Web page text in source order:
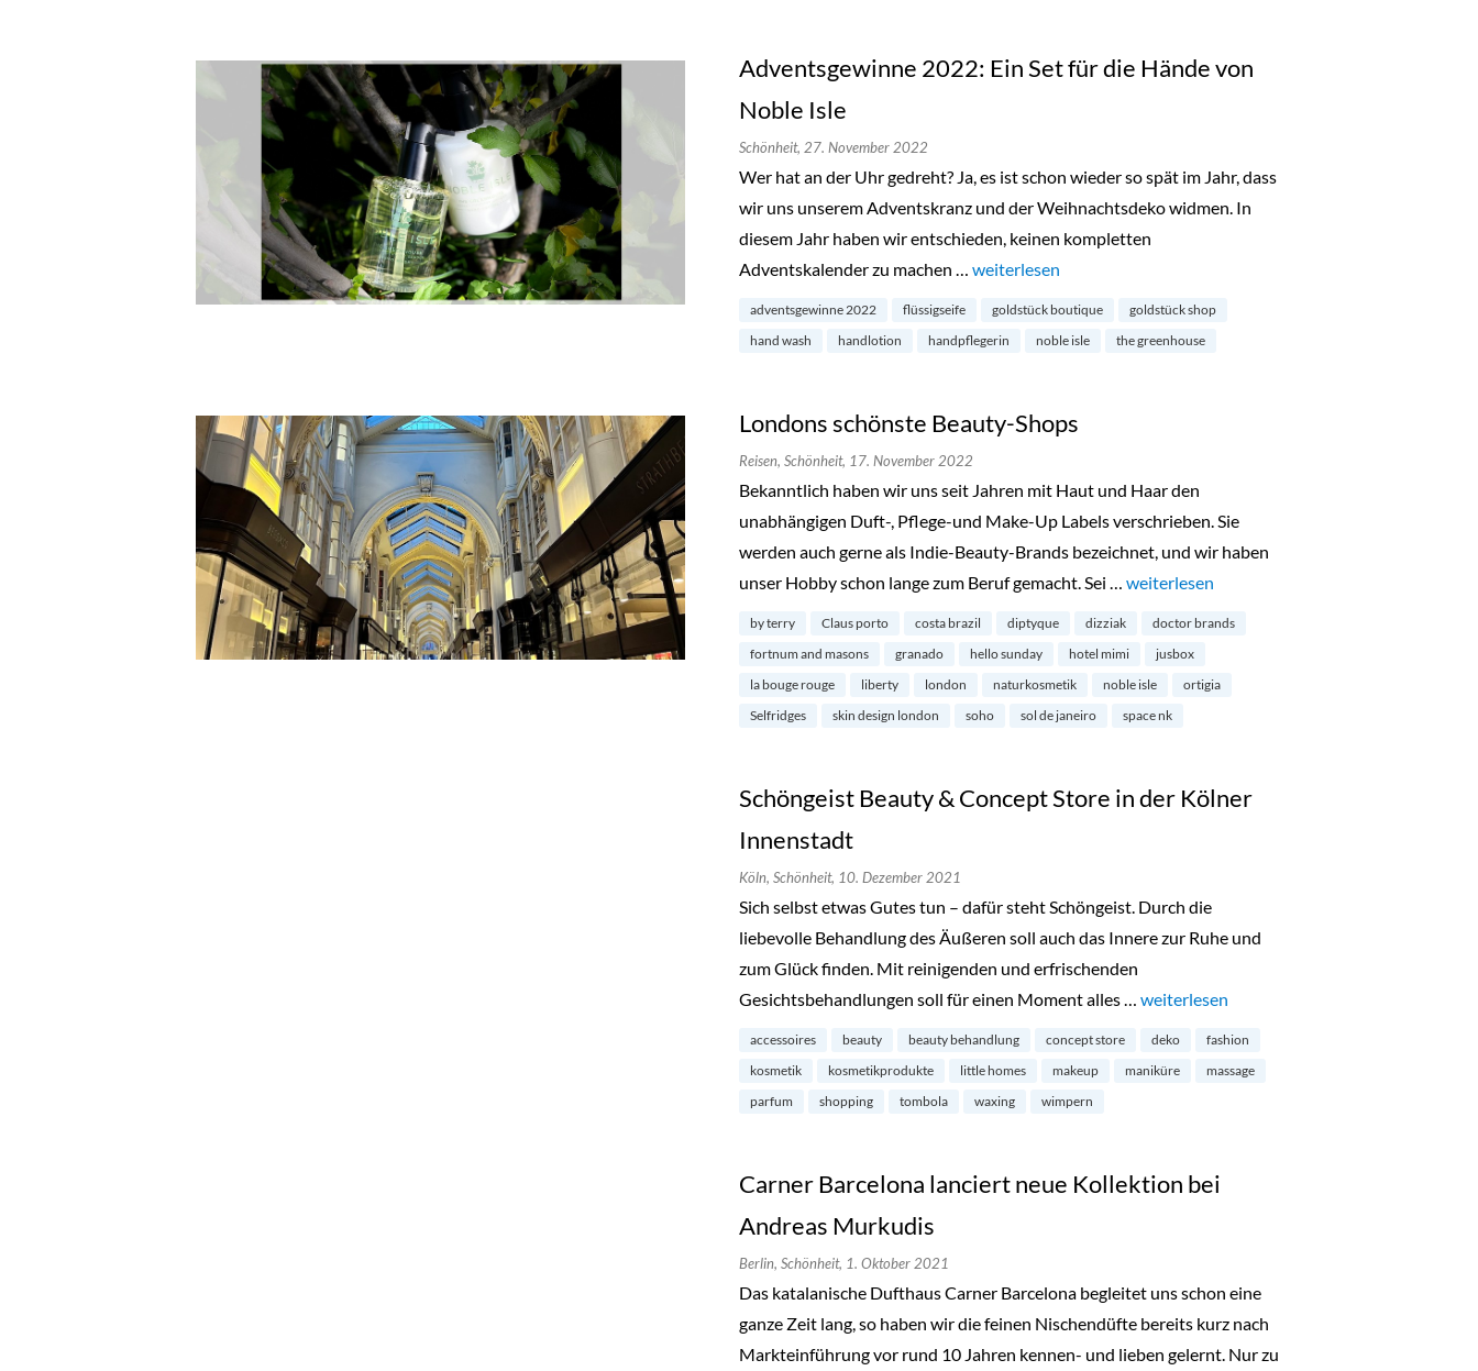
Adventsgewinne 2022: Ein Set für die Hände von
Noble Isle
Schönheit, 27. November 2022
Wer hat an der Uhr gedreht? Ja, es ist schon wieder so spät im Jahr, dass
wir uns unserem Adventskranz und der Weihnachtsdeko widmen. In
diesem Jahr haben wir entschieden, keinen kompletten
Adventskalender zu machen … „Adventsgewinne 2022: Ein Set für die Hände von Noble Isle“
weiterlesen
adventsgewinne 2022 flüssigseife goldstück boutique
goldstück shop
hand wash
handlotion handpflegerin noble isle the greenhouse
Londons schönste Beauty-Shops
Reisen, Schönheit, 17. November 2022
Bekanntlich haben wir uns seit Jahren mit Haut und Haar den
unabhängigen Duft-, Pflege-und Make-Up Labels verschrieben. Sie
werden auch gerne als Indie-Beauty-Brands bezeichnet, und wir haben
unser Hobby schon lange zum Beruf gemacht. Sei … „Londons schönste Beauty-Shops“
weiterlesen
by terry Claus porto costa brazil diptyque dizziak
doctor brands
fortnum and masons
granado hello sunday hotel mimi
jusbox
la bouge rouge
liberty london naturkosmetik noble isle
ortigia
Selfridges
skin design london soho sol de janeiro space nk
Schöngeist Beauty & Concept Store in der Kölner
Innenstadt
Köln, Schönheit, 10. Dezember 2021
Sich selbst etwas Gutes tun – dafür steht Schöngeist. Durch die
liebevolle Behandlung des Äußeren soll auch das Innere zur Ruhe und
zum Glück finden. Mit reinigenden und erfrischenden
Gesichtsbehandlungen soll für einen Moment alles … „Schöngeist Beauty & Concept Store in der
weiterlesen
accessoires beauty beauty behandlung concept store deko
fashion
kosmetik
kosmetikprodukte little homes makeup maniküre
massage
parfum
shopping tombola waxing wimpern
Carner Barcelona lanciert neue Kollektion bei
Andreas Murkudis
Berlin, Schönheit, 1. Oktober 2021
Das katalanische Dufthaus Carner Barcelona begleitet uns schon eine
ganze Zeit lang, so haben wir die feinen Nischendüfte bereits kurz nach
Markteinführung vor rund 10 Jahren kennen- und lieben gelernt. Nur zu